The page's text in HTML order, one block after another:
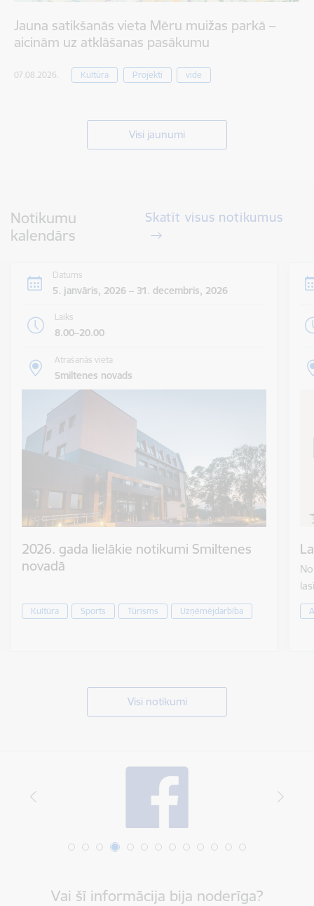
Jauna satikšanās vieta Mēru muižas parkā –
aicinām uz atklāšanas pasākumu
07.08.2026. Kultūra Projekti vide
Visi jaunumi
Notikumu
kalendārs
Skatīt visus notikumus
Datums
5. janvāris, 2026 – 31. decembris, 2026
Laiks
8.00–20.00
Atrašanās vieta
Smiltenes novads
2026. gada lielākie notikumi Smiltenes
novadā
Kultūra Sports Tūrisms Uzņēmējdarbība
Visi notikumi
Vai šī informācija bija noderīga?